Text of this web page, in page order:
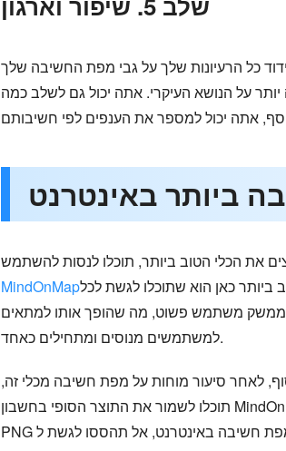
כל הרעיונות שלך על גבי מפת החשיבה שלך
על הנושא העיקרי. אתה יכול גם לשלב כמה
את הכלי הטוב ביותר, תוכלו לנסות להשתמש
MindOnMapביותר כאן הוא שתוכלו לגשת לכל
ממשק משתמש פשוט, מה שהופך אותו למתאים
למשתמשים מנוסים ומתחילים כאחד.
לאחר סיעור מוחות על מפת חשיבה מכלי זה,
תוכלו לשמור את התוצר הסופי בחשבון MindOnMap שלכם, אידיאלי לשמירה נוספת. ניתן אף לשמור את התוצר בפורמטים שונים, כגון DOC, PDF, JPG,